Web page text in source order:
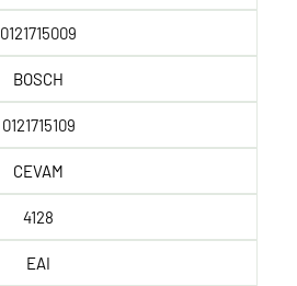
0121715009
BOSCH
0121715109
CEVAM
4128
EAI